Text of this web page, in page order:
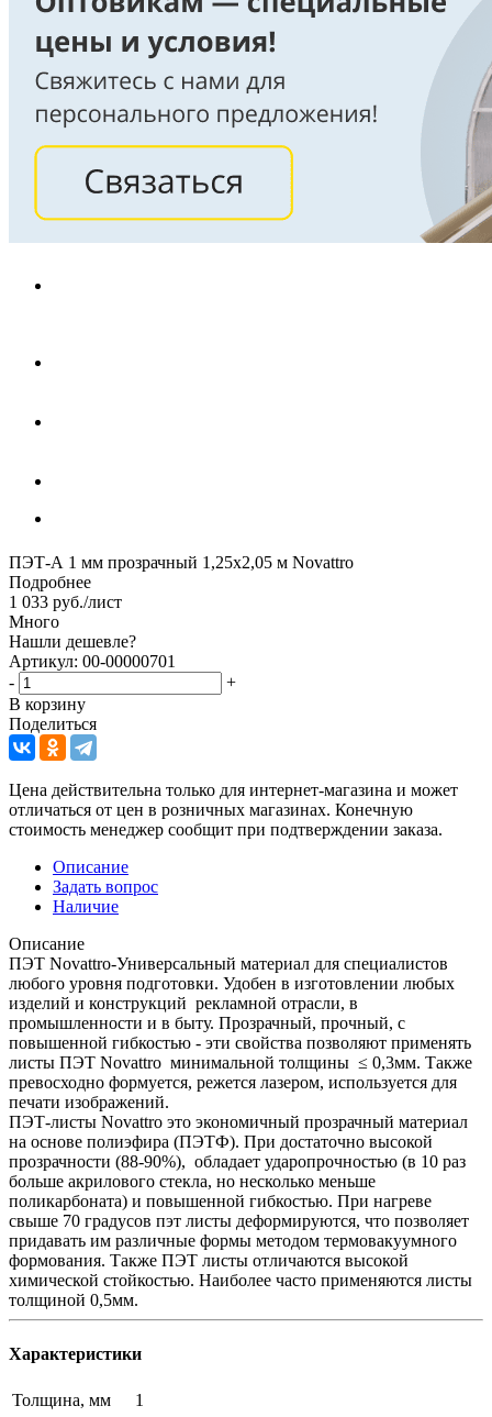
ПЭТ-А 1 мм прозрачный 1,25х2,05 м Novattro
Подробнее
1 033 руб./лист
Много
Нашли дешевле?
Артикул: 00-00000701
-
+
В корзину
Поделиться
Цена действительна только для интернет-магазина и может
отличаться от цен в розничных магазинах. Конечную
стоимость менеджер сообщит при подтверждении заказа.
Описание
Задать вопрос
Наличие
Описание
ПЭТ Novattro-Универсальный материал для специалистов
любого уровня подготовки. Удобен в изготовлении любых
изделий и конструкций рекламной отрасли, в
промышленности и в быту. Прозрачный, прочный, с
повышенной гибкостью - эти свойства позволяют применять
листы ПЭТ Novattro минимальной толщины ≤ 0,3мм. Также
превосходно формуется, режется лазером, используется для
печати изображений.
ПЭТ-листы Novattro это экономичный прозрачный материал
на основе полиэфира (ПЭТФ). При достаточно высокой
прозрачности (88-90%), обладает ударопрочностью (в 10 раз
больше акрилового стекла, но несколько меньше
поликарбоната) и повышенной гибкостью. При нагреве
свыше 70 градусов пэт листы деформируются, что позволяет
придавать им различные формы методом термовакуумного
формования. Также ПЭТ листы отличаются высокой
химической стойкостью. Наиболее часто применяются листы
толщиной 0,5мм.
Характеристики
Толщина, мм
1